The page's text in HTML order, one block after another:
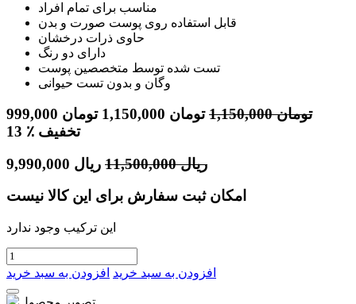
مناسب برای تمام افراد
قابل استفاده روی پوست صورت و بدن
حاوی ذرات درخشان
دارای دو رنگ
تست شده توسط متخصصین پوست
وگان و بدون تست حیوانی
999,000 تومان 1,150,000 تومان 1,150,000 تومان
13
٪ تخفیف
9,990,000 ریال 11,500,000 ریال
امکان ثبت سفارش برای این کالا نیست
این ترکیب وجود ندارد
افزودن به سبد خرید افزودن به سبد خرید